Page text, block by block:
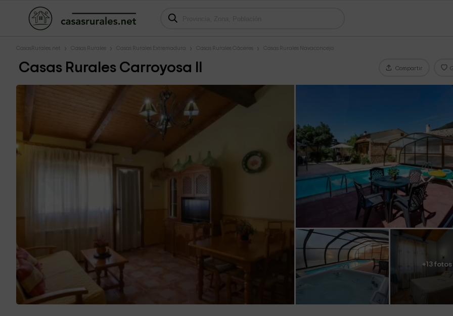
CasasRurales.net Casas Rurales Casas Rurales Extremadura Casas Rurales Cáceres Casas Rurales Navaconcejo
Casas Rurales Carroyosa II Compartir
+13 fotos